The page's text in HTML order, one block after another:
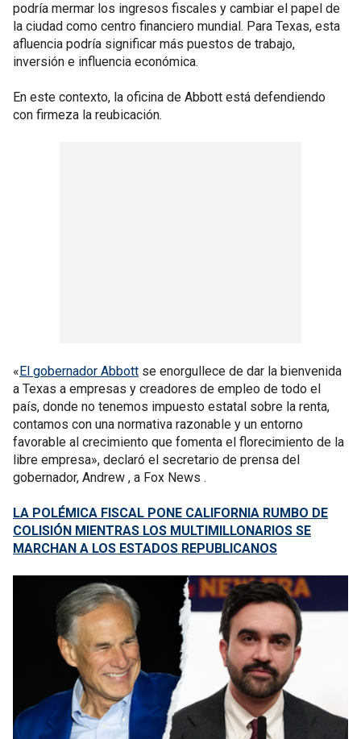
podría mermar los ingresos fiscales y cambiar el papel de
la ciudad como centro financiero mundial. Para Texas, esta
afluencia podría significar más puestos de trabajo,
inversión e influencia económica.
En este contexto, la oficina de Abbott está defendiendo
con firmeza la reubicación.
«El gobernador Abbott se enorgullece de dar la bienvenida
a Texas a empresas y creadores de empleo de todo el
país, donde no tenemos impuesto estatal sobre la renta,
contamos con una normativa razonable y un entorno
favorable al crecimiento que fomenta el florecimiento de la
libre empresa», declaró el secretario de prensa del
gobernador, Andrew , a Fox News .
LA POLÉMICA FISCAL PONE CALIFORNIA RUMBO DE
COLISIÓN MIENTRAS LOS MULTIMILLONARIOS SE
MARCHAN A LOS ESTADOS REPUBLICANOS